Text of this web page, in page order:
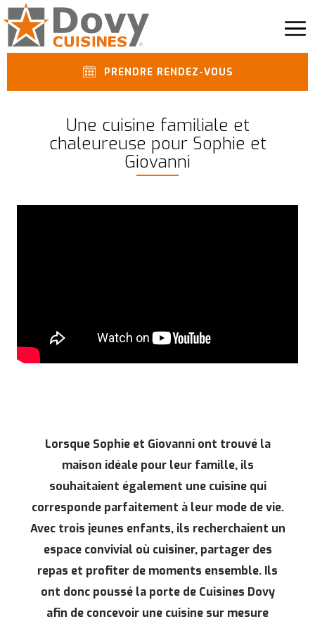
PRENDRE RENDEZ-VOUS
Une cuisine familiale et
chaleureuse pour Sophie et
Giovanni
Lorsque Sophie et Giovanni ont trouvé la
maison idéale pour leur famille, ils
souhaitaient également une cuisine qui
corresponde parfaitement à leur mode de vie.
Avec trois jeunes enfants, ils recherchaient un
espace convivial où cuisiner, partager des
repas et profiter de moments ensemble. Ils
ont donc poussé la porte de Cuisines Dovy
afin de concevoir une cuisine sur mesure